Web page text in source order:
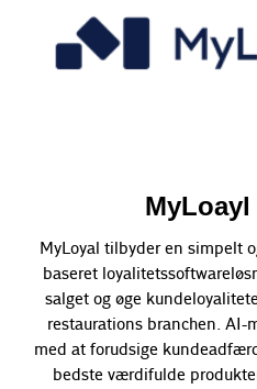
MyLoayl
MyLoyal tilbyder en simpelt
baseret
salget og øge
restaurations branchen. AI-
med at forudsige
bedste værdifulde